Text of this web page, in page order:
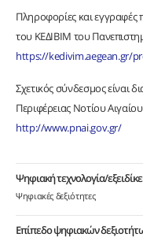
Πληροφορίες και εγγραφές
του ΚΕΔΙΒΙΜ του
https://kedivim.aegean.gr/
Σχετικός σύνδεσμος είναι
Περιφέρειας Νοτίου
http://www.pnai.gov.gr/
Ψηφιακή τεχνολογία/
Ψηφιακές δεξιότητες
Επίπεδο ψηφιακών